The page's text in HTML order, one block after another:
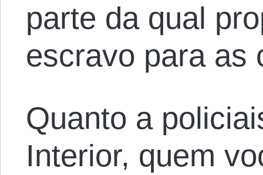
parte da qual
escravo para as
Quanto a
Interior, quem